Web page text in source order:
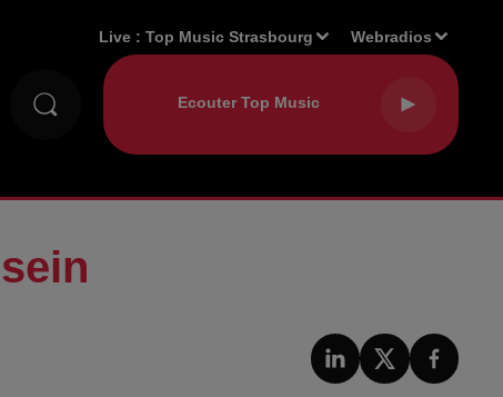
Live :Top Music Strasbourg Webradios